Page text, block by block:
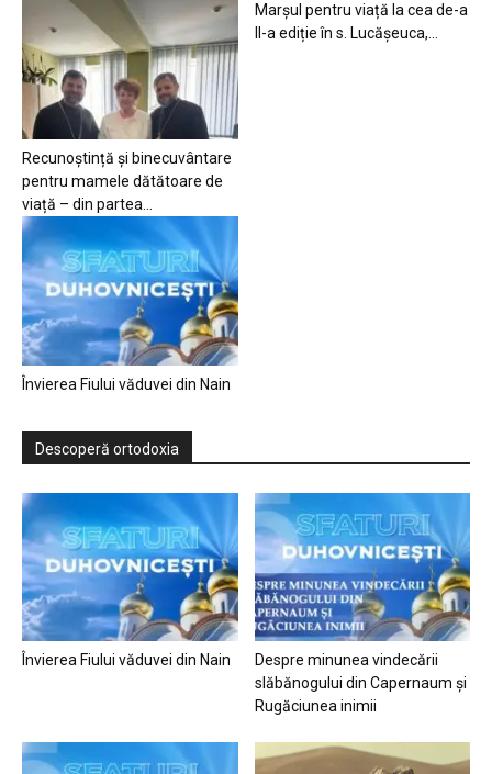
Recunoștință și binecuvântare
pentru mamele dătătoare de
viață – din partea...
Marșul pentru viață la cea de-a
II-a ediție în s. Lucășeuca,...
Învierea Fiului văduvei din Nain
Descoperă ortodoxia
Învierea Fiului văduvei din Nain
Despre minunea vindecării
slăbănogului din Capernaum și
Rugăciunea inimii